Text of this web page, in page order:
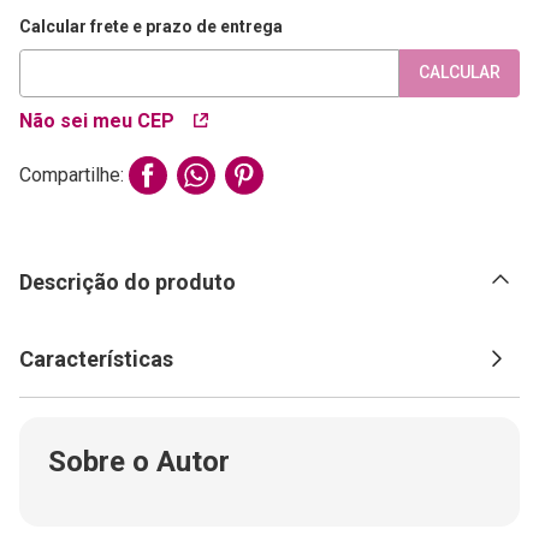
Calcular frete e prazo de entrega
Não sei meu CEP
CALCULAR
Compartilhe:
Descrição do produto
Características
Sobre o Autor